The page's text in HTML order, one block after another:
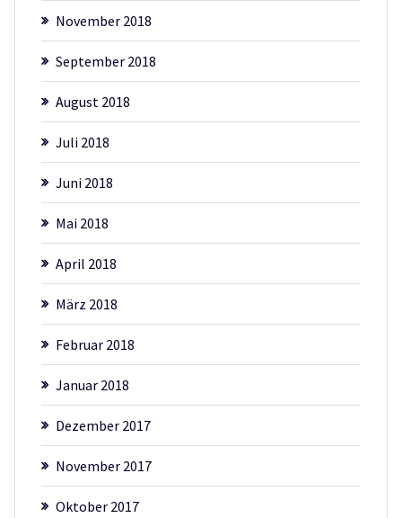
November 2018
September 2018
August 2018
Juli 2018
Juni 2018
Mai 2018
April 2018
März 2018
Februar 2018
Januar 2018
Dezember 2017
November 2017
Oktober 2017